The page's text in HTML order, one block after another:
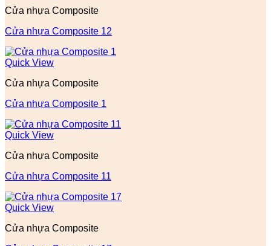
Cửa nhựa Composite
Cửa nhựa Composite 12
Quick View
Cửa nhựa Composite
Cửa nhựa Composite 1
Quick View
Cửa nhựa Composite
Cửa nhựa Composite 11
Quick View
Cửa nhựa Composite